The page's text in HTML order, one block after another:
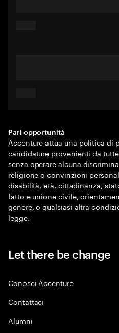
Pari opportunità
Accenture attua una politica di
candidature provenienti da
senza operare alcuna
religione o convinzioni
disabilità, età, cittadinanza,
fatto e unione civile,
genere, o qualsiasi altra
legge.
Let there be change
Conosci Accenture
Contattaci
Alumni